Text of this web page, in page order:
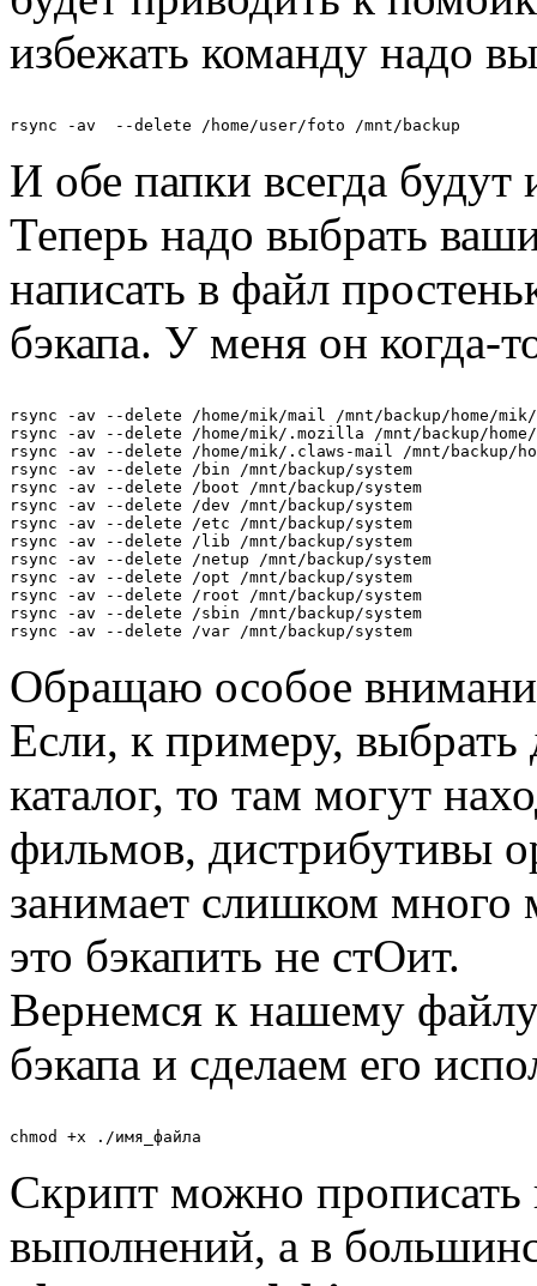
избежать команду надо
И обе папки всегда
Теперь надо выбрать
написать в файл
бэкапа. У меня он когда-
rsync -av --delete /home/mik/mail /mnt/backup/home/mik/
rsync -av --delete /home/mik/.mozilla /mnt/backup/
rsync -av --delete /home/mik/.claws-mail /mnt/backup/
rsync -av --delete /bin /mnt/backup/system
rsync -av --delete /boot /mnt/backup/system
rsync -av --delete /dev /mnt/backup/system
rsync -av --delete /etc /mnt/backup/system
rsync -av --delete /lib /mnt/backup/system
rsync -av --delete /netup /mnt/backup/system
rsync -av --delete /opt /mnt/backup/system
rsync -av --delete /root /mnt/backup/system
rsync -av --delete /sbin /mnt/backup/system
Обращаю особое
Если, к примеру,
каталог, то там могут
фильмов, дистрибутивы
занимает слишком
это бэкапить не стОит.
Вернемся к нашему
бэкапа и сделаем его
Скрипт можно прописать
выполнений, а в